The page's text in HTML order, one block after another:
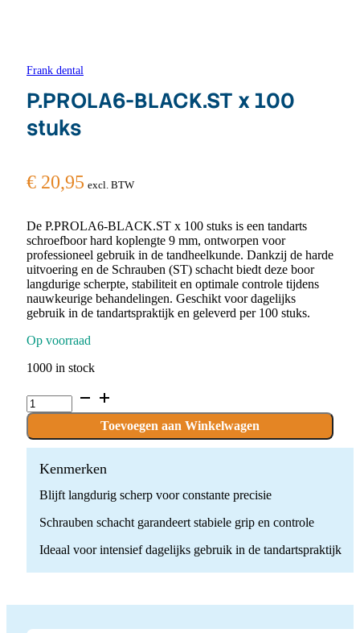
Frank dental
P.PROLA6-BLACK.ST x 100
stuks
€ 20,95 excl. BTW
De P.PROLA6-BLACK.ST x 100 stuks is een tandarts
schroefboor hard koplengte 9 mm, ontworpen voor
professioneel gebruik in de tandheelkunde. Dankzij de harde
uitvoering en de Schrauben (ST) schacht biedt deze boor
langdurige scherpte, stabiliteit en optimale controle tijdens
nauwkeurige behandelingen. Geschikt voor dagelijks
gebruik in de tandartspraktijk en geleverd per 100 stuks.
Op voorraad
1000 in stock
P.PROLA6-
BLACK.ST
100
stuks
quantity
Toevoegen aan Winkelwagen
Kenmerken
Blijft langdurig scherp voor constante precisie
Schrauben schacht garandeert stabiele grip en controle
Ideaal voor intensief dagelijks gebruik in de tandartspraktijk